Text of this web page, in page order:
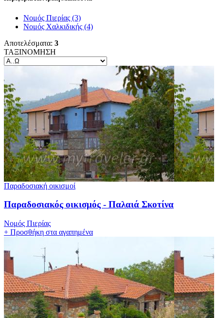
Νομός Πιερίας (3)
Νομός Χαλκιδικής (4)
Αποτελέσματα: 3
ΤΑΞΙΝΟΜΗΣΗ
Παραδοσιακή οικισμοί
Παραδοσιακός οικισμός - Παλαιά Σκοτίνα
Νομός Πιερίας
+ Προσθήκη στα αγαπημένα